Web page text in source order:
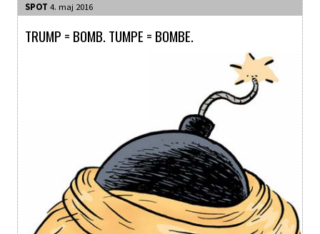
SPOT 4. maj 2016
TRUMP = BOMB. TUMPE = BOMBE.